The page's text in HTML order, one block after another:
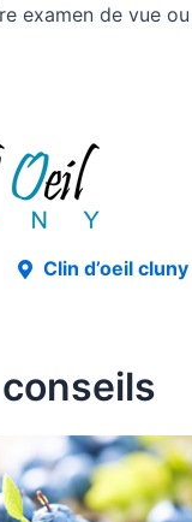
examen de vue
Clin d’oeil cluny